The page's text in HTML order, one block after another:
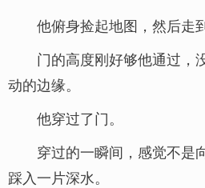
他俯身捡起地图，然后走
门的高度刚好够他通过，
动的边缘。
他穿过了门。
穿过的一瞬间，感觉不是
踩入一片深水。